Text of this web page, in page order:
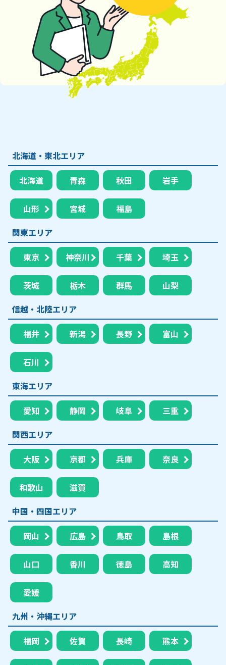
北海道・東北エリア
北海道 青森 秋田 岩手
山形 宮城
福島
関東エリア
東京 神奈川 千葉 埼玉
茨城 栃木 群馬
山梨
信越・北陸エリア
福井 新潟 長野 富山
石川
東海エリア
愛知 静岡 岐阜
三重
関西エリア
大阪 京都 兵庫 奈良
和歌山
滋賀
中国・四国エリア
岡山 広島 鳥取 島根
山口 香川 徳島 高知
愛媛
九州・沖縄エリア
福岡 佐賀 長崎 熊本